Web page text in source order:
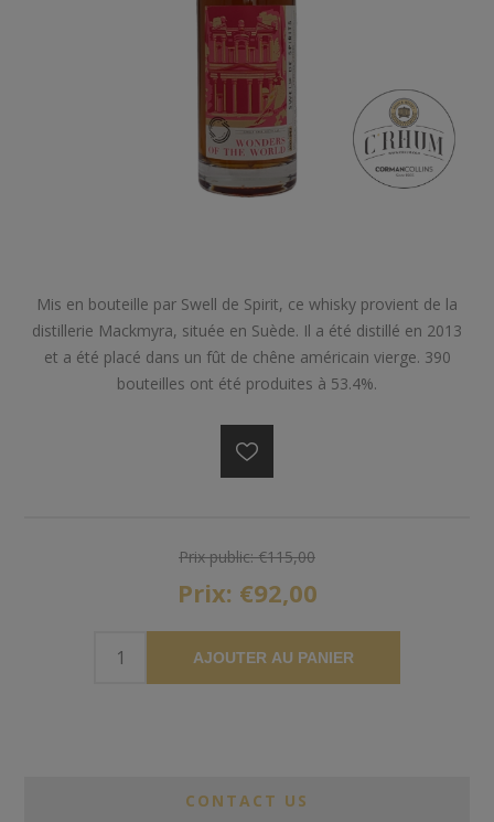
Mis en bouteille par Swell de Spirit, ce whisky provient de la
distillerie Mackmyra, située en Suède. Il a été distillé en 2013
et a été placé dans un fût de chêne américain vierge. 390
bouteilles ont été produites à 53.4%.
Prix public: €115,00
Prix: €92,00
AJOUTER AU PANIER
CONTACT US